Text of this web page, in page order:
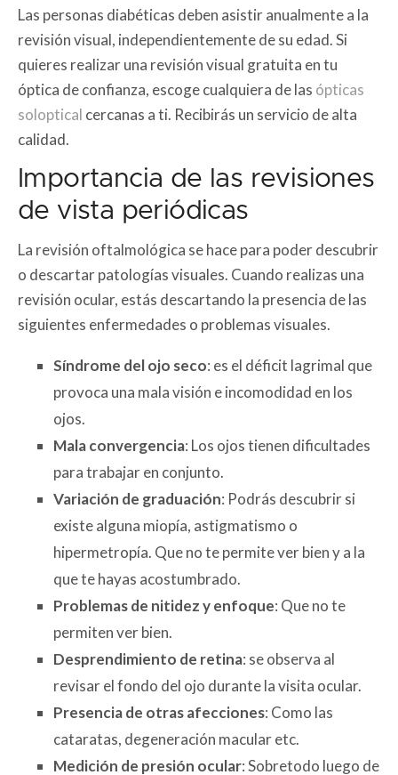
Las personas diabéticas deben asistir anualmente a la
revisión visual, independientemente de su edad. Si
quieres realizar una revisión visual gratuita en tu
óptica de confianza, escoge cualquiera de las ópticas
soloptical cercanas a ti. Recibirás un servicio de alta
calidad.
Importancia de las revisiones
de vista periódicas
La revisión oftalmológica se hace para poder descubrir
o descartar patologías visuales. Cuando realizas una
revisión ocular, estás descartando la presencia de las
siguientes enfermedades o problemas visuales.
Síndrome del ojo seco: es el déficit lagrimal que
provoca una mala visión e incomodidad en los
ojos.
Mala convergencia: Los ojos tienen dificultades
para trabajar en conjunto.
Variación de graduación: Podrás descubrir si
existe alguna miopía, astigmatismo o
hipermetropía. Que no te permite ver bien y a la
que te hayas acostumbrado.
Problemas de nitidez y enfoque: Que no te
permiten ver bien.
Desprendimiento de retina: se observa al
revisar el fondo del ojo durante la visita ocular.
Presencia de otras afecciones: Como las
cataratas, degeneración macular etc.
Medición de presión ocular: Sobretodo luego de